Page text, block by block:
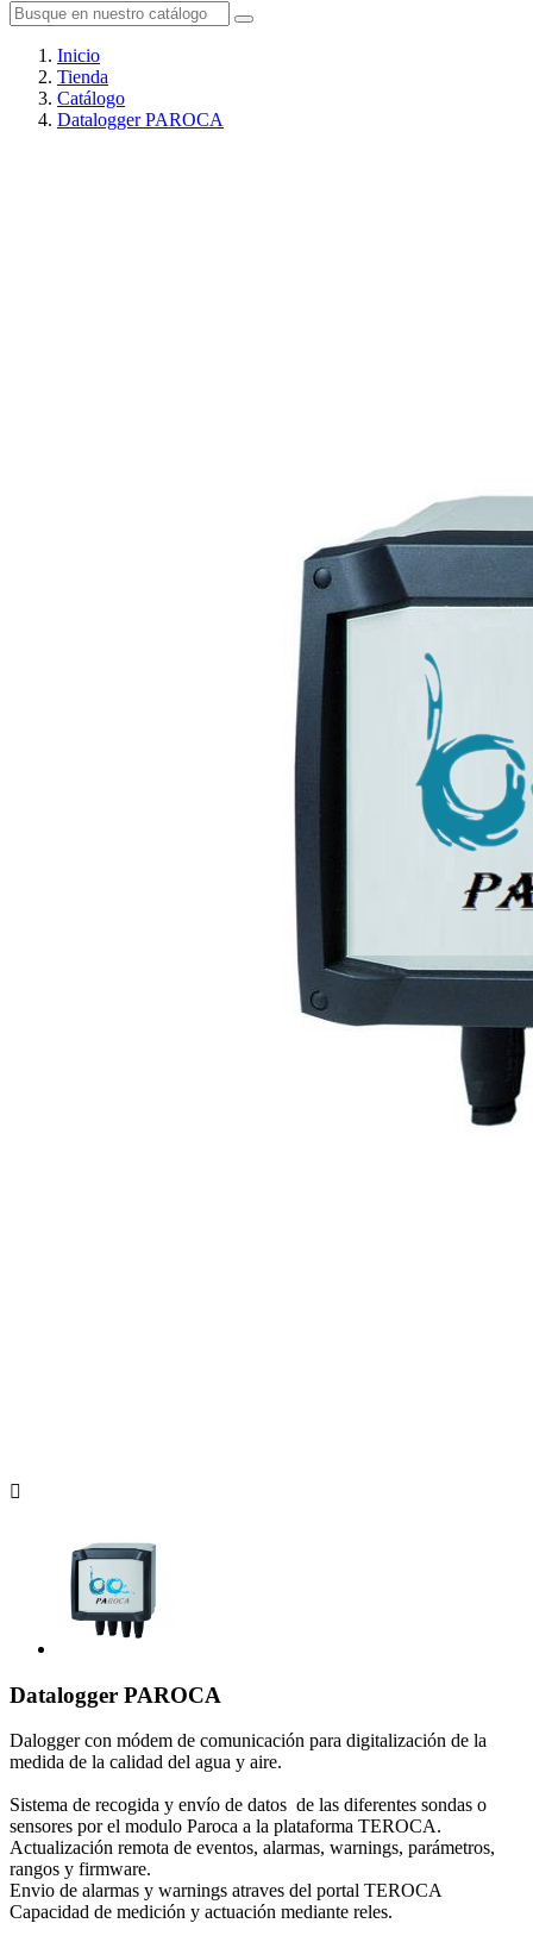
Inicio
Tienda
Catálogo
Datalogger PAROCA

Datalogger PAROCA
Dalogger con módem de comunicación para digitalización de la
medida de la calidad del agua y aire.
Sistema de recogida y envío de datos de las diferentes sondas o
sensores por el modulo Paroca a la plataforma TEROCA.
Actualización remota de eventos, alarmas, warnings, parámetros,
rangos y firmware.
Envio de alarmas y warnings atraves del portal TEROCA
Capacidad de medición y actuación mediante reles.